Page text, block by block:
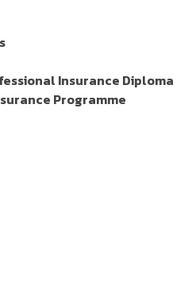
Insurance Diploma
Programme